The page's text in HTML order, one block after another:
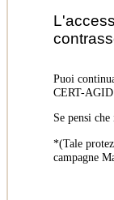
Puoi
CERT-
Se pensi
*(Tale
campagne